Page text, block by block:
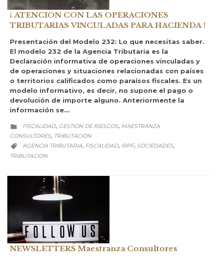
¡ ATENCION CON LAS OPERACIONES
TRIBUTARIAS VINCULADAS PARA HACIENDA !
Presentación del Modelo 232: Lo que necesitas saber.
El modelo 232 de la Agencia Tributaria es la
Declaración informativa de operaciones vinculadas y
de operaciones y situaciones relacionadas con países
o territorios calificados como paraísos fiscales. Es un
modelo informativo, es decir, no supone el pago o
devolución de importe alguno. Anteriormente la
información se…
 CATEGORY
FISCALIDAD, GESTIÓN DE RIESGOS, MAESTRANZA
CONSULTORES, TRIBUTACIÓN
 CATEGORY
AGENCIA TRIBUTARIA, FISCALIDAD, IRPF, SOCIEDADES,
TRIBUTACION
NEWSLETTERS Maestranza Consultores